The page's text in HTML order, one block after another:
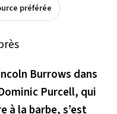
préférée
Burrows dans
Purcell, qui
à la barbe, s’est